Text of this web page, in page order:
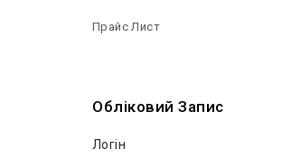
Прайс Лист
Обліковий Запис
Логін